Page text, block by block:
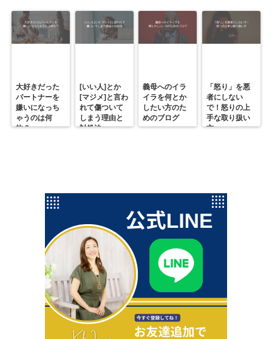
大好きだった
パートナーを
嫌いになっち
ゃうのは何
故？
[いい人]とか
[マジメ]と言わ
れて傷ついて
しまう理由と
対処法
義母へのイラ
イラを何とか
したい方のた
めのブログ
「怒り」を悪
者にしない
で！怒りの上
手な取り扱い
方